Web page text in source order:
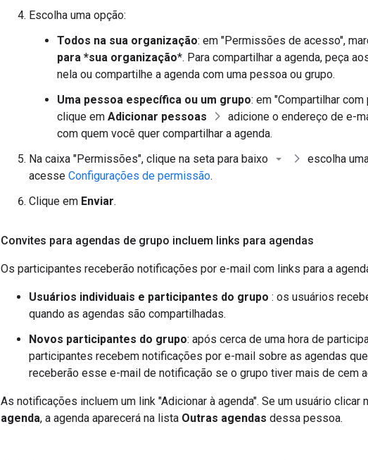
Escolha uma opção:
Todos na sua organização: em "Permissões de acesso",
para *sua organização*. Para compartilhar a agenda, peça
nela ou compartilhe a agenda com uma pessoa ou grupo.
Uma pessoa específica ou um grupo: em "Compartilhar
clique em Adicionar pessoas
adicione o endereço de e-
com quem você quer compartilhar a agenda.
Na caixa "Permissões", clique na seta para baixo
escolha
acesse Configurações de permissão.
Clique em Enviar.
Convites para agendas de grupo incluem links para agendas
Os participantes receberão notificações por e-mail com links para a
Usuários individuais e participantes do grupo : os usuários
quando as agendas são compartilhadas.
Novos participantes do grupo: após cerca de uma hora de
participantes recebem notificações por e-mail sobre as agendas
receberão esse e-mail de notificação se o grupo tiver mais de cem
As notificações incluem um link "Adicionar à agenda". Se um usuário clicar
agenda, a agenda aparecerá na lista Outras agendas dessa pessoa.